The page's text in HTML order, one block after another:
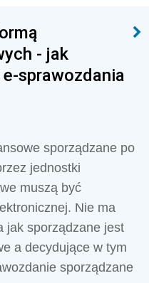
- jak
sprawozdania
sporządzane po
jednostki
muszą być
Nie ma
jak sporządzane jest
a decydujące w tym
sporządzane